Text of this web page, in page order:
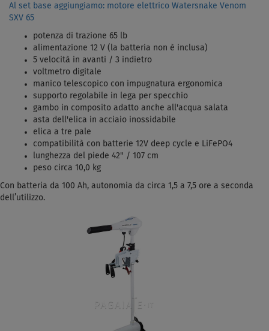
Al set base aggiungiamo: motore elettrico Watersnake Venom
SXV 65
potenza di trazione 65 lb
alimentazione 12 V (la batteria non è inclusa)
5 velocità in avanti / 3 indietro
voltmetro digitale
manico telescopico con impugnatura ergonomica
supporto regolabile in lega per specchio
gambo in composito adatto anche all'acqua salata
asta dell'elica in acciaio inossidabile
elica a tre pale
compatibilità con batterie 12V deep cycle e LiFePO4
lunghezza del piede 42" / 107 cm
peso circa 10,0 kg
Con batteria da 100 Ah, autonomia da circa 1,5 a 7,5 ore a seconda
dell’utilizzo.